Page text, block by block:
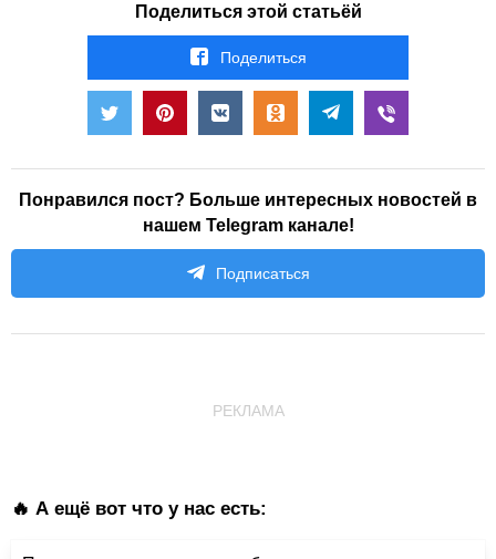
Поделиться этой статьёй
Поделиться
Понравился пост? Больше интересных новостей в
нашем Telegram канале!
Подписаться
РЕКЛАМА
🔥 А ещё вот что у нас есть: